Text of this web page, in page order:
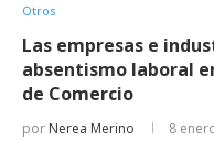
Otros
Las empresas e
absentismo laboral
de Comercio
por Nerea Merino 8